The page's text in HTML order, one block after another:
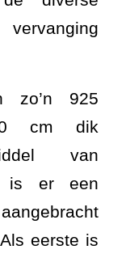
zo’n 925
cm dik
van
is er een
eerste is